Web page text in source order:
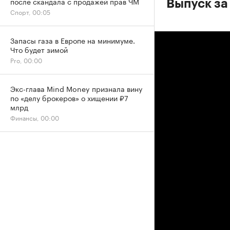
Выпуск
Спорт, 00:05
Запасы газа в Европе на минимуме.
Что будет зимой
Pro, 00:00
Экс-глава Mind Money признала вину
по «делу брокеров» о хищении ₽7
млрд
Финансы, 00:00